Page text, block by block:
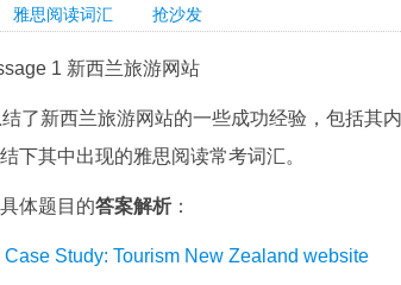
雅思阅读词汇 抢沙发
1 新西兰旅游网站
了新西兰旅游网站的一些成功经验，包括其
下其中出现的雅思阅读常考词汇。
体题目的答案解析：
Study: Tourism New Zealand website